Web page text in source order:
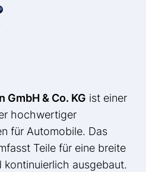
GmbH & Co. KG ist einer
hochwertiger
für Automobile. Das
Teile für eine breite
ausgebaut.